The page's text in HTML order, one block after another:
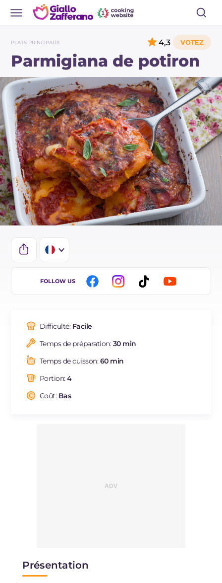
PLATS PRINCIPAUX
Parmigiana de potiron
4,3
IT
ES
BR
NL
FOLLOW US
Difficulté: Facile
Temps de préparation:30 min
Temps de cuisson:60 min
Portion:4
Coût: Bas
Présentation